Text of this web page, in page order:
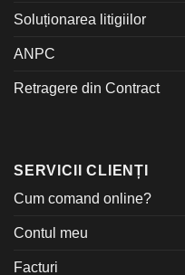
Soluționarea litigiilor
ANPC
Retragere din Contract
SERVICII CLIENȚI
Cum comand online?
Contul meu
Facturi